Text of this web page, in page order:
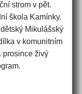
strom v pět.
škola Kamínky.
Mikulášský
v komunitním
prosince živý